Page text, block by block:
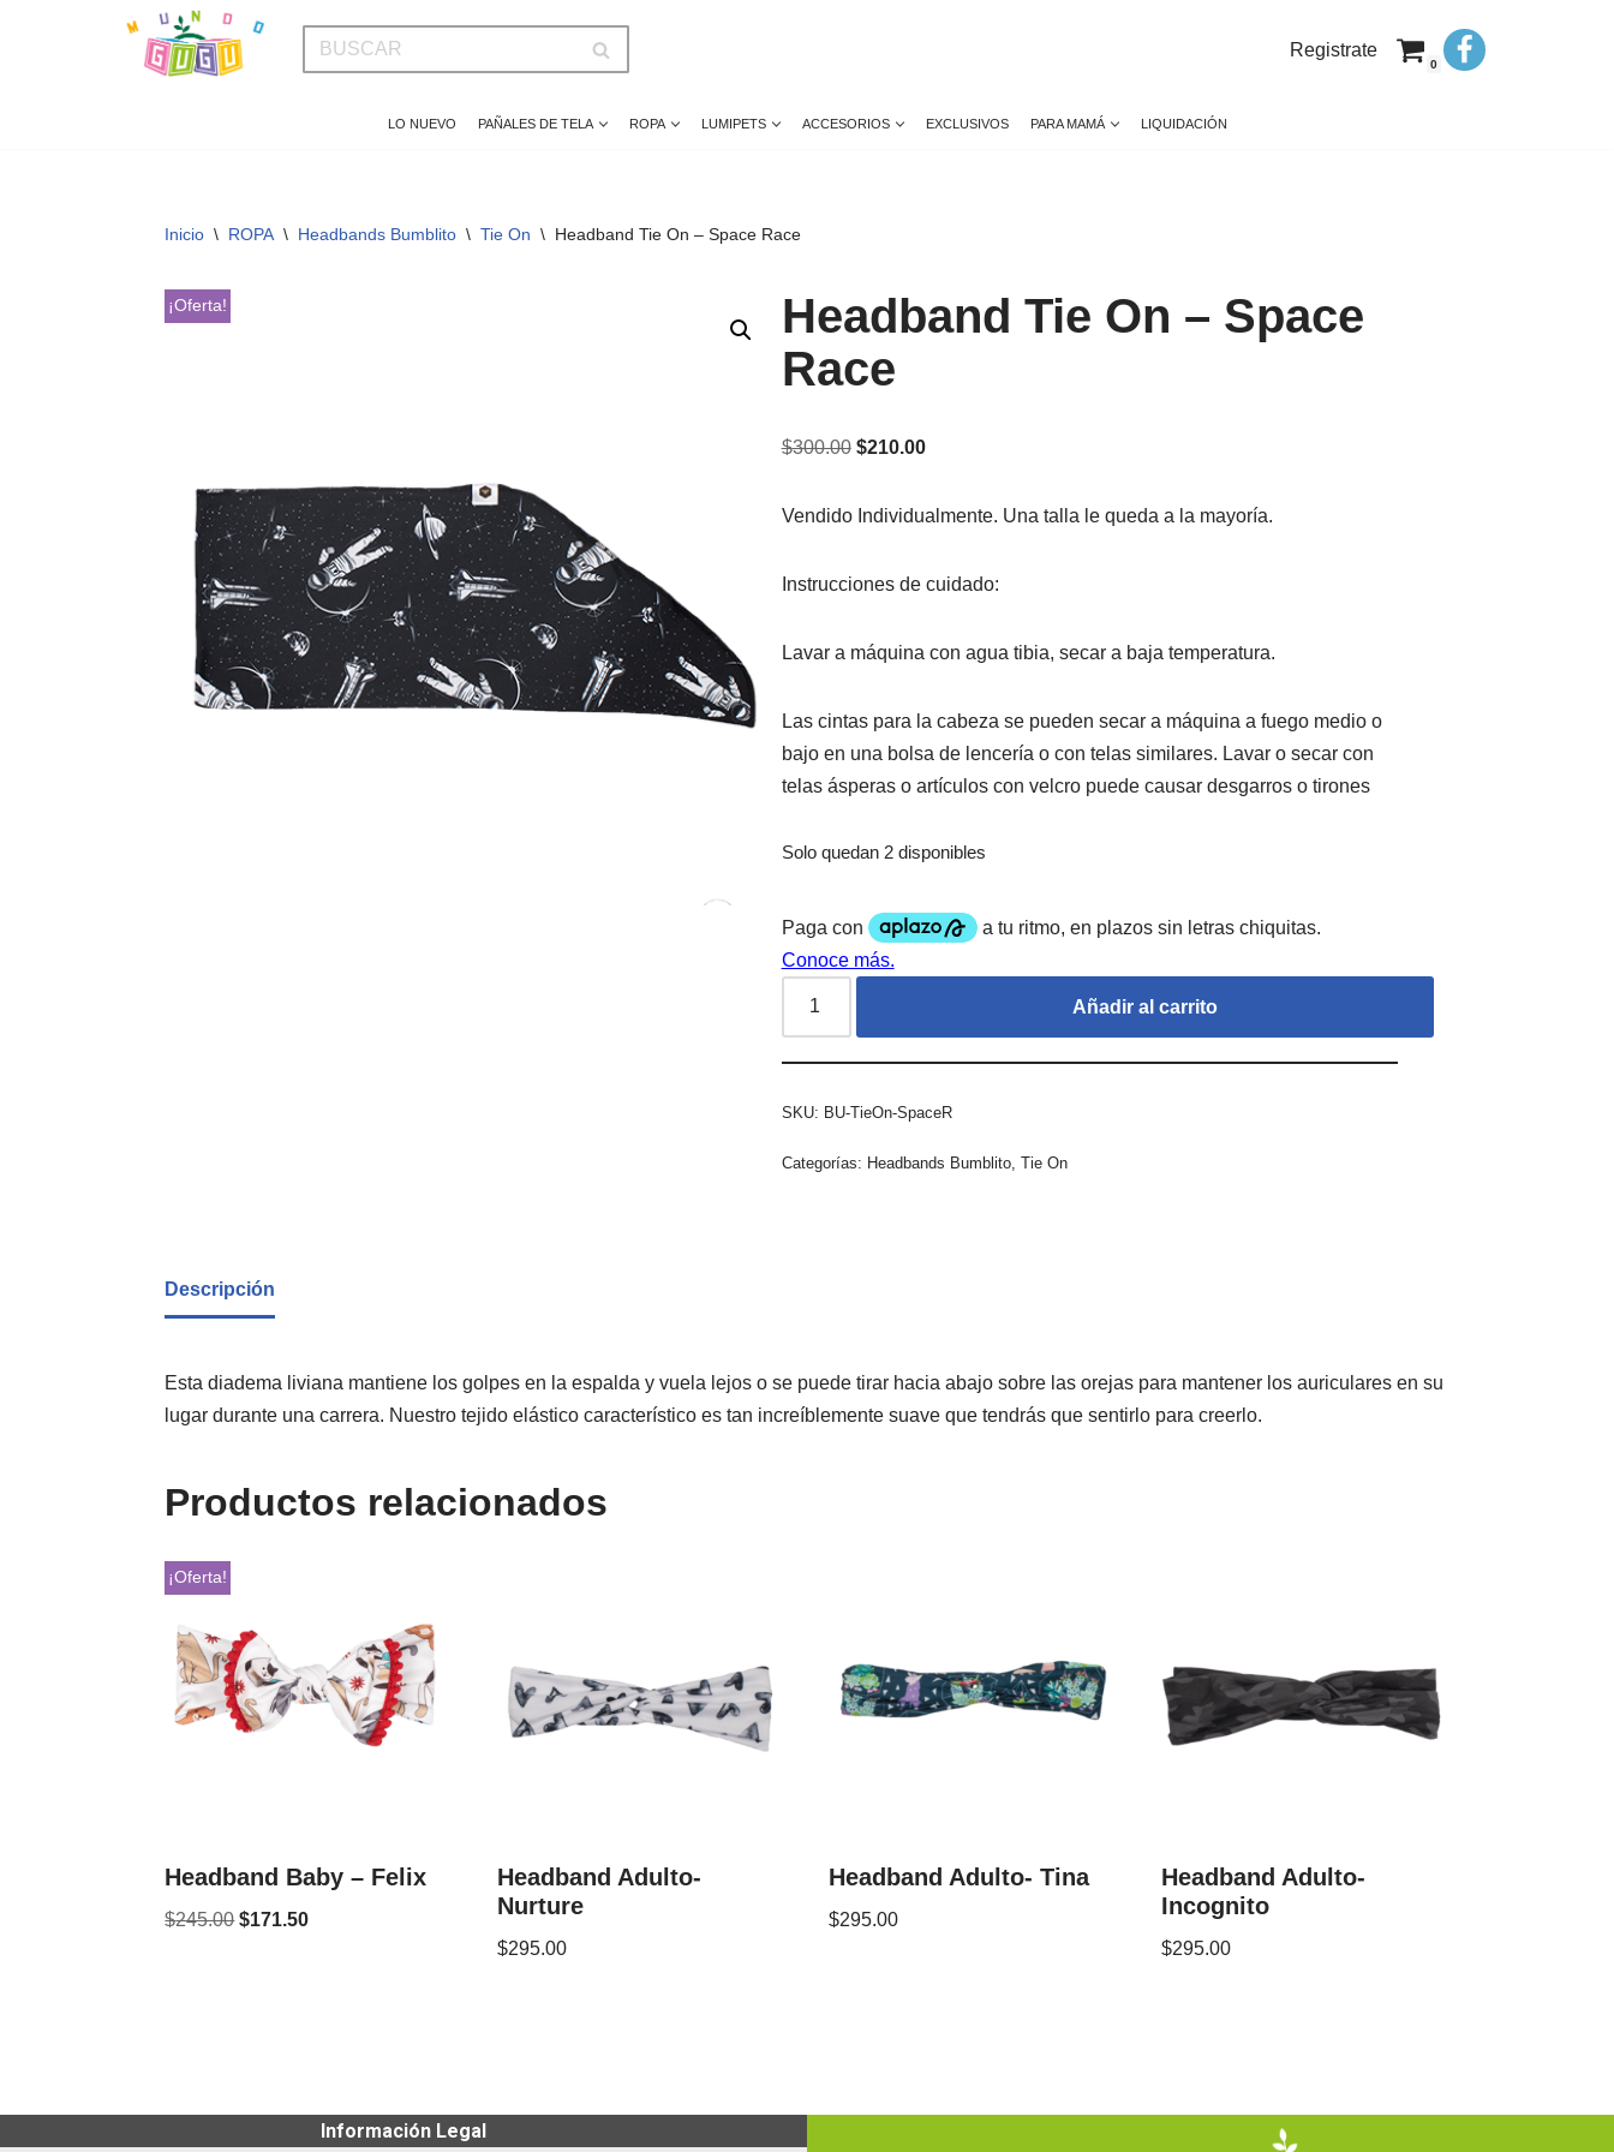
Registrate
0
LO NUEVO PAÑALES DE TELA ROPA LUMIPETS ACCESORIOS EXCLUSIVOS PARA MAMÁ LIQUIDACIÓN
Inicio \ ROPA \ Headbands Bumblito \ Tie On \ Headband Tie On – Space Race
¡Oferta!
Headband Tie On – Space
Race
$300.00 $210.00
Vendido Individualmente. Una talla le queda a la mayoría.
Instrucciones de cuidado:
Lavar a máquina con agua tibia, secar a baja temperatura.
Las cintas para la cabeza se pueden secar a máquina a fuego medio o
bajo en una bolsa de lencería o con telas similares. Lavar o secar con
telas ásperas o artículos con velcro puede causar desgarros o tirones
Solo quedan 2 disponibles
Añadir al carrito
SKU: BU-TieOn-SpaceR
Categorías: Headbands Bumblito, Tie On
Descripción
Esta diadema liviana mantiene los golpes en la espalda y vuela lejos o se puede tirar hacia abajo sobre las orejas para mantener los auriculares en su
lugar durante una carrera. Nuestro tejido elástico característico es tan increíblemente suave que tendrás que sentirlo para creerlo.
Productos relacionados
¡Oferta!
Headband Baby – Felix
$245.00 $171.50
Headband Adulto-
Nurture
$295.00
Headband Adulto- Tina
$295.00
Headband Adulto-
Incognito
$295.00
Información Legal